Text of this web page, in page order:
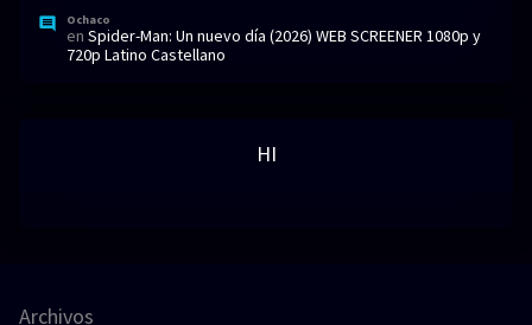
Ochaco
en Spider-Man: Un nuevo día (2026) WEB SCREENER 1080p y
720p Latino Castellano
HI
Archivos